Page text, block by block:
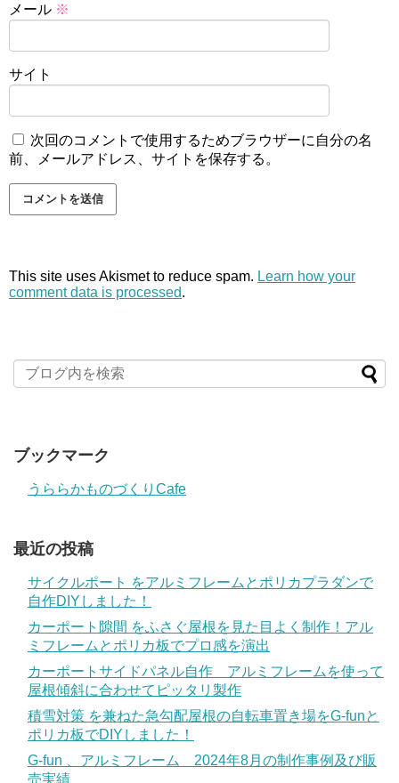
メール ※
サイト
次回のコメントで使用するためブラウザーに自分の名
前、メールアドレス、サイトを保存する。
This site uses Akismet to reduce spam. Learn how your
comment data is processed.
ブックマーク
うららかものづくりCafe
最近の投稿
サイクルポート をアルミフレームとポリカプラダンで
自作DIYしました！
カーポート隙間 をふさぐ屋根を見た目よく制作！アル
ミフレームとポリカ板でプロ感を演出
カーポートサイドパネル自作 アルミフレームを使って
屋根傾斜に合わせてピッタリ製作
積雪対策 を兼ねた急勾配屋根の自転車置き場をG-funと
ポリカ板でDIYしました！
G-fun 、アルミフレーム 2024年8月の制作事例及び販
売実績